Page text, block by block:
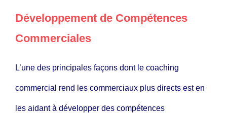
Développement de Compétences
Commerciales
L’une des principales façons dont le coaching
commercial rend les commerciaux plus directs est en
les aidant à développer des compétences